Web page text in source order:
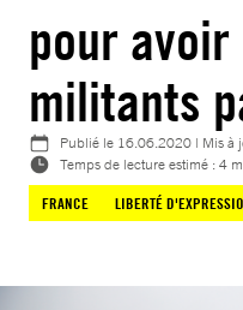
pour
militants
Publié le 16.06.2020 | Mis à
Temps de lecture estimé : 4
FRANCE
LIBERTÉ